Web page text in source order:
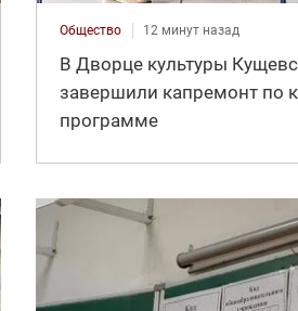
Общество 12 минут назад
В Дворце культуры
завершили капремонт по
программе